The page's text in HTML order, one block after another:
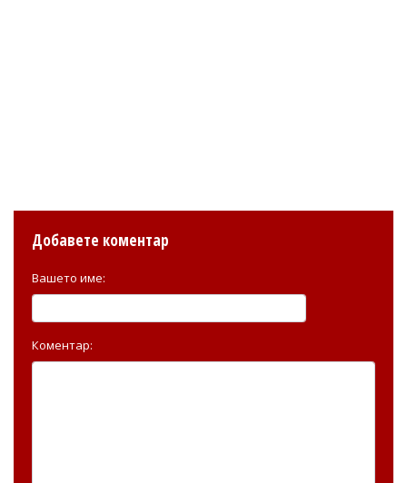
Добавете коментар
Вашето име:
Коментар: